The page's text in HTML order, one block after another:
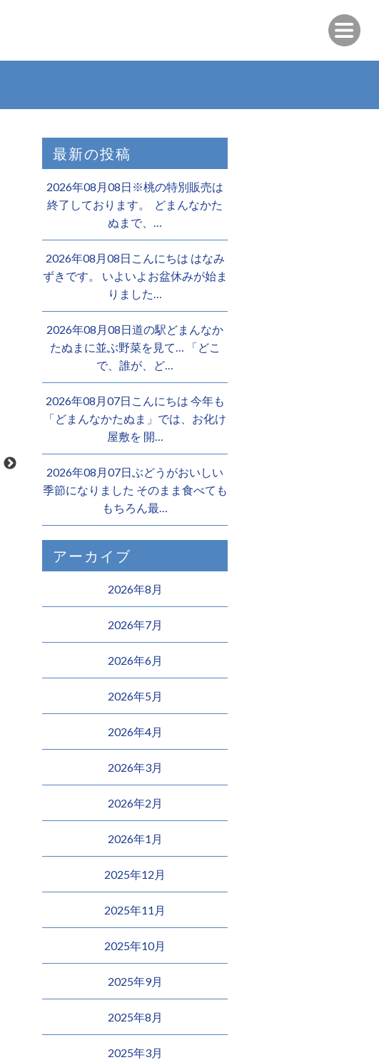
最新の投稿
2026年08月08日※桃の特別販売は
終了しております。 ️ どまんなかた
ぬまで、…
2026年08月08日こんにちは はなみ
ずきです。 いよいよお盆休みが始ま
りました…
2026年08月08日道の駅どまんなか
たぬまに並ぶ野菜を見て… 「どこ
で、誰が、ど…
2026年08月07日こんにちは 今年も
「どまんなかたぬま」では、お化け
屋敷を 開…
2026年08月07日ぶどうがおいしい
季節になりました そのまま食べても
もちろん最…
アーカイブ
2026年8月
2026年7月
2026年6月
2026年5月
2026年4月
2026年3月
2026年2月
2026年1月
2025年12月
2025年11月
2025年10月
2025年9月
2025年8月
2025年3月